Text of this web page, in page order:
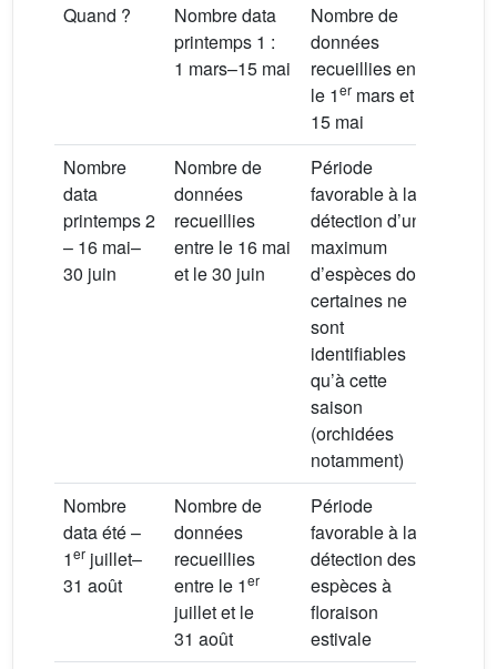
Quand ?
Nombre data
printemps 1 :
1 mars–15 mai
Nombre de
données
recueillies entre
le 1er mars et le
15 mai
Nombre
data
printemps 2
– 16 mai–
30 juin
Nombre de
données
recueillies
entre le 16 mai
et le 30 juin
Période
favorable à la
détection d’un
maximum
d’espèces dont
certaines ne
sont
identifiables
qu’à cette
saison
(orchidées
notamment)
Nombre
data été –
1er juillet–
31 août
Nombre de
données
recueillies
entre le 1er
juillet et le
31 août
Période
favorable à la
détection des
espèces à
floraison
estivale